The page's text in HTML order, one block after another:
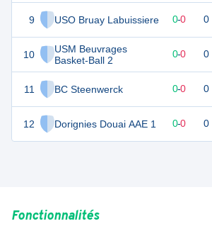
9 USO Bruay Labuissiere
10
USM Beuvrages
Basket-Ball 2
11 BC Steenwerck
12 Dorignies Douai AAE 1
0 0 0-0 0
0 0-0 0
0-0 0
0 0 0-0 0
Fonctionnalités